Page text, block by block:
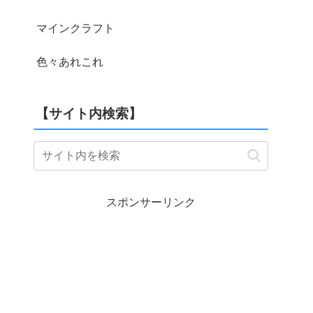
マインクラフト
色々あれこれ
【サイト内検索】
スポンサーリンク